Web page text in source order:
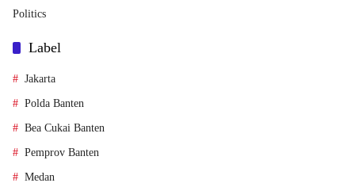
Politics
Label
Jakarta
Polda Banten
Bea Cukai Banten
Pemprov Banten
Medan